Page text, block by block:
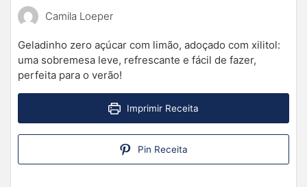
Camila Loeper
Geladinho zero açúcar com limão, adoçado com xilitol:
uma sobremesa leve, refrescante e fácil de fazer,
perfeita para o verão!
Imprimir Receita
Pin Receita